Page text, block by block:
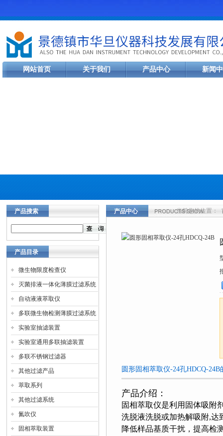
网站首页 关于我们 产品中心 新闻
产品搜索
产品目录
微生物限度检查仪
灭菌排液一体化薄膜过滤系统
自动液液萃取仪
多联微生物检测薄膜过滤系统
实验室抽滤装置
实验室通用多联抽滤装置
多联不锈钢过滤器
其他过滤产品
萃取系列
其他过滤系统
氮吹仪
固相萃取装置
产品中心 当前您的位置：
圆形固相萃取仪-24孔HDCQ-
产品介绍：
固相萃取仪是利用固体吸附
洗脱液洗脱或加热解吸附,达
降低样品基质干扰，提高检